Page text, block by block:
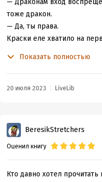
— Драконам вход
тоже дракон.
— Да, ты права.
Краски еле хватило на
или что-то искать,
Героиня понравилась, в
поступления. Виновнице,
на том, что её частенько
возвращение
Показать полностью
20 июля 2023 LiveLib
BeresikStretchers
Оценил книгу
Кто давно хотел